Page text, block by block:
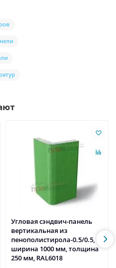
Угловая сэндвич-панель
вертикальная из
пенополистирола-0.5/0.5,
ширина 1000 мм, толщина
250 мм, RAL6018